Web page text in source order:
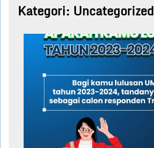
Kategori: Uncategorized